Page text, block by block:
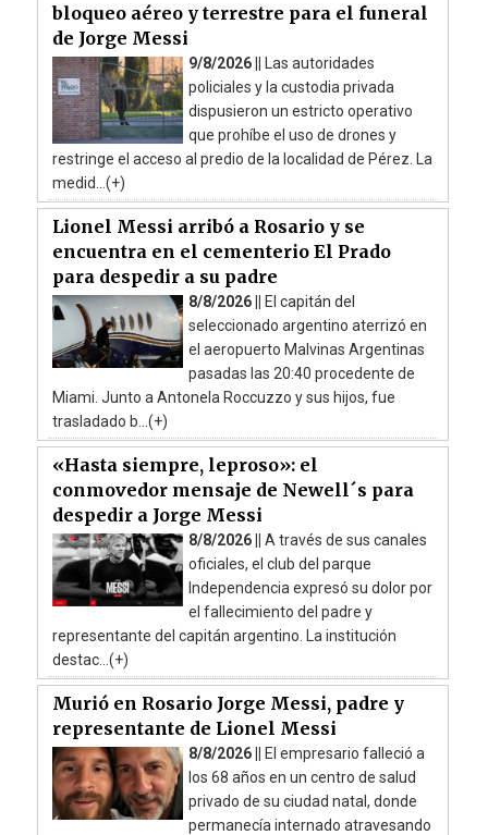
bloqueo aéreo y terrestre para el funeral
de Jorge Messi
9/8/2026 || Las autoridades
policiales y la custodia privada
dispusieron un estricto operativo
que prohíbe el uso de drones y
restringe el acceso al predio de la localidad de Pérez. La
medid...(+)
Lionel Messi arribó a Rosario y se
encuentra en el cementerio El Prado
para despedir a su padre
8/8/2026 || El capitán del
seleccionado argentino aterrizó en
el aeropuerto Malvinas Argentinas
pasadas las 20:40 procedente de
Miami. Junto a Antonela Roccuzzo y sus hijos, fue
trasladado b...(+)
«Hasta siempre, leproso»: el
conmovedor mensaje de Newell´s para
despedir a Jorge Messi
8/8/2026 || A través de sus canales
oficiales, el club del parque
Independencia expresó su dolor por
el fallecimiento del padre y
representante del capitán argentino. La institución
destac...(+)
Murió en Rosario Jorge Messi, padre y
representante de Lionel Messi
8/8/2026 || El empresario falleció a
los 68 años en un centro de salud
privado de su ciudad natal, donde
permanecía internado atravesando